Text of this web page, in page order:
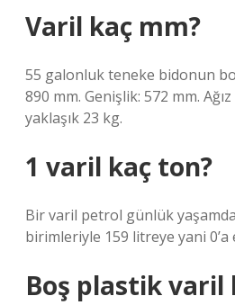
Varil kaç mm?
55 galonluk teneke bidonun
890 mm. Genişlik: 572 mm. Ağız
yaklaşık 23 kg.
1 varil kaç ton?
Bir varil petrol günlük
birimleriyle 159 litreye yani 0’a
Boş plastik varil